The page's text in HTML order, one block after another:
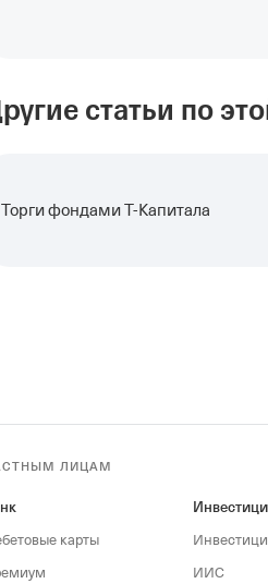
статьи по
Торги фондами Т⁠-⁠Капитала
ЛИЦАМ
карты
ИИС